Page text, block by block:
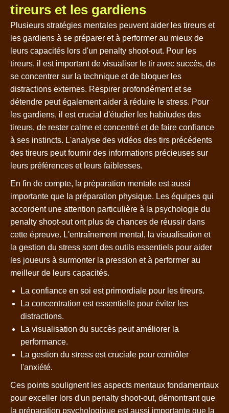
tireurs et les gardiens
Plusieurs stratégies mentales peuvent aider les tireurs et
les gardiens à se préparer et à performer au mieux de
leurs capacités lors d'un penalty shoot-out. Pour les
tireurs, il est important de visualiser le tir avec succès, de
se concentrer sur la technique et de bloquer les
distractions externes. Respirer profondément et se
détendre peut également aider à réduire le stress. Pour
les gardiens, il est crucial d'étudier les habitudes des
tireurs, de rester calme et concentré et de faire confiance
à ses instincts. L'analyse des vidéos des tirs précédents
des tireurs peut fournir des informations précieuses sur
leurs préférences et leurs faiblesses.
En fin de compte, la préparation mentale est aussi
importante que la préparation physique. Les équipes qui
accordent une attention particulière à la psychologie du
penalty shoot-out ont plus de chances de réussir dans
cette épreuve. L'entraînement mental, la visualisation et
la gestion du stress sont des outils essentiels pour aider
les joueurs à surmonter la pression et à performer au
meilleur de leurs capacités.
La confiance en soi est primordiale pour les tireurs.
La concentration est essentielle pour éviter les
distractions.
La visualisation du succès peut améliorer la
performance.
La gestion du stress est cruciale pour contrôler
l'anxiété.
Ces points soulignent les aspects mentaux fondamentaux
pour exceller lors d'un penalty shoot-out, démontrant que
la préparation psychologique est aussi importante que la